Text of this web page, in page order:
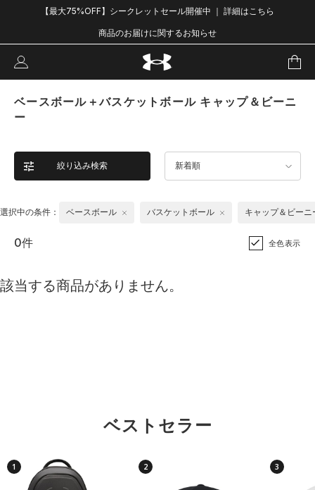
【最大75%OFF】シークレットセール開催中 ｜ 詳細はこちら
商品のお届けに関するお知らせ
ベースボール＋バスケットボール キャップ＆ビーニ
ー
絞り込み検索 新着順
選択中の条件： ベースボール バスケットボール キャップ＆ビーニ
0件 全色表示
該当する商品がありません。
ベストセラー
1 2 3